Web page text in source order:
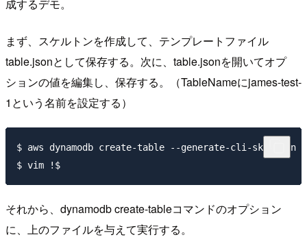
成するデモ。
まず、スケルトンを作成して、テンプレートファイル
table.jsonとして保存する。次に、table.jsonを開いてオプ
ションの値を編集し、保存する。（TableNameにjames-test-
1という名前を設定する）
$ aws dynamodb create-table --generate-cli-skeleten
それから、dynamodb create-tableコマンドのオプション
に、上のファイルを与えて実行する。